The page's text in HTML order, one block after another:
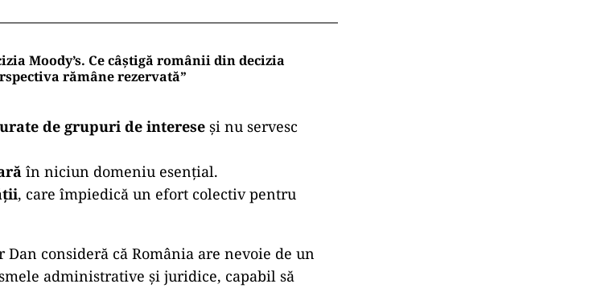
Moody’s. Ce câștigă românii din decizia
rămâne rezervată”
de grupuri de interese și nu servesc
în niciun domeniu esențial.
, care împiedică un efort colectiv pentru
consideră că România are nevoie de un
administrative și juridice, capabil să